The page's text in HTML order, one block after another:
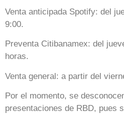
Venta anticipada Spotify: del
9:00.
Preventa Citibanamex: del
horas.
Venta general: a partir del
Por el momento, se
presentaciones de RBD, pues